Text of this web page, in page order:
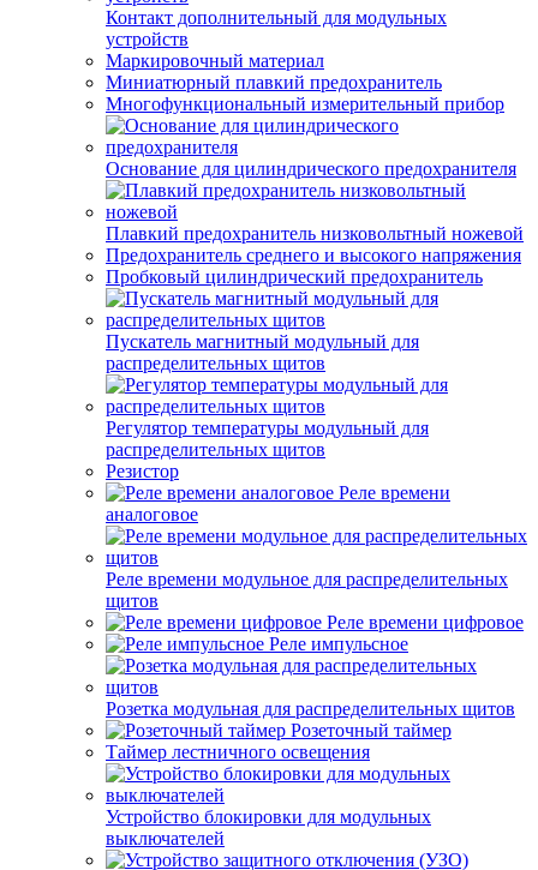
Контакт дополнительный для модульных
устройств
Маркировочный материал
Миниатюрный плавкий предохранитель
Многофункциональный измерительный прибор
Основание для цилиндрического предохранителя
Плавкий предохранитель низковольтный ножевой
Предохранитель среднего и высокого напряжения
Пробковый цилиндрический предохранитель
Пускатель магнитный модульный для
распределительных щитов
Регулятор температуры модульный для
распределительных щитов
Резистор
Реле времени
аналоговое
Реле времени модульное для распределительных
щитов
Реле времени цифровое
Реле импульсное
Розетка модульная для распределительных щитов
Розеточный таймер
Таймер лестничного освещения
Устройство блокировки для модульных
выключателей